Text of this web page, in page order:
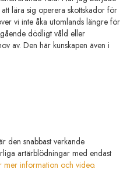
lära sig operera skottskador för
vi inte åka utomlands längre för
dödligt våld eller
av. Den här kunskapen även i
den snabbast verkande
artärblödningar med endast
mer information och video.